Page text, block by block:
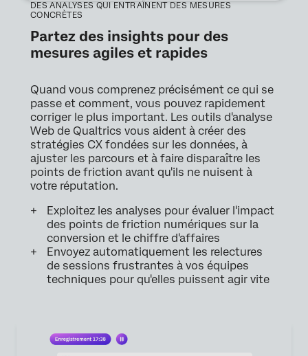
DES ANALYSES QUI ENTRAÎNENT DES MESURES
CONCRÈTES
Partez des insights pour des
mesures agiles et rapides
Quand vous comprenez précisément ce qui se
passe et comment, vous pouvez rapidement
corriger le plus important. Les outils d'analyse
Web de Qualtrics vous aident à créer des
stratégies CX fondées sur les données, à
ajuster les parcours et à faire disparaître les
points de friction avant qu'ils ne nuisent à
votre réputation.
Exploitez les analyses pour évaluer l'impact
des points de friction numériques sur la
conversion et le chiffre d'affaires
Envoyez automatiquement les relectures
de sessions frustrantes à vos équipes
techniques pour qu'elles puissent agir vite